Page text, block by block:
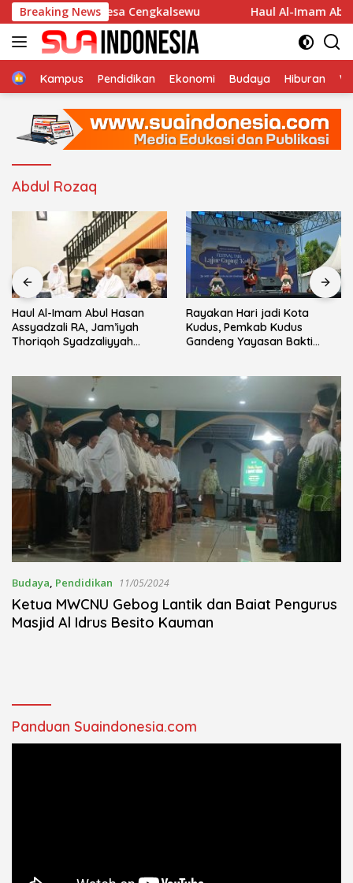
Langsung
ke
konten
Breaking News
An-Nur Desa Cengkalsewu Haul Al-Imam Abul
HomeKampus Pendidikan Ekonomi Budaya Hiburan
Abdul Rozaq
Haul Al-Imam Abul Hasan
Assyadzali RA, Jam’iyah
Thoriqoh Syadzaliyyah
Rayakan Hari jadi Kota
Kudus, Pemkab Kudus
Gandeng Yayasan Bakti
Budaya Pendidikan 11/05/2024
Ketua MWCNU Gebog Lantik dan Baiat Pengurus
Masjid Al Idrus Besito Kauman
Panduan Suaindonesia.com